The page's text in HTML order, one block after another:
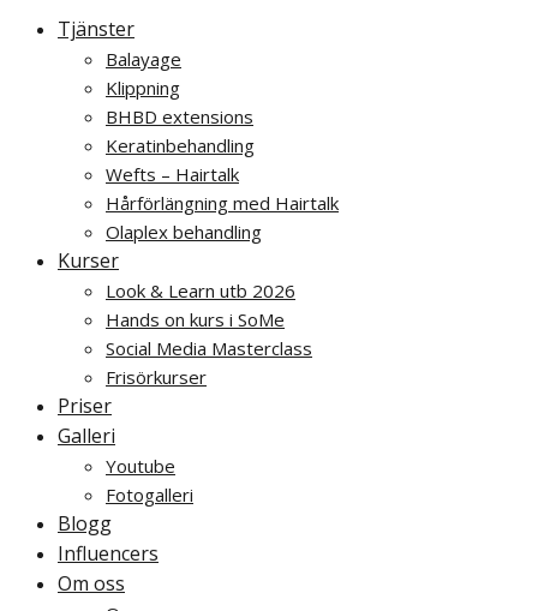
Tjänster
Balayage
Klippning
BHBD extensions
Keratinbehandling
Wefts – Hairtalk
Hårförlängning med Hairtalk
Olaplex behandling
Kurser
Look & Learn utb 2026
Hands on kurs i SoMe
Social Media Masterclass
Frisörkurser
Priser
Galleri
Youtube
Fotogalleri
Blogg
Influencers
Om oss